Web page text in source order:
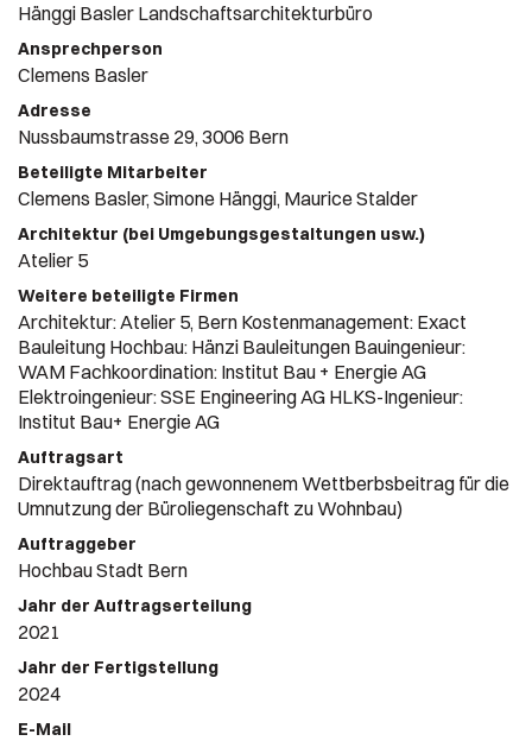
Hänggi Basler Landschaftsarchitekturbüro
Ansprechperson
Clemens Basler
Adresse
Nussbaumstrasse 29, 3006 Bern
Beteiligte Mitarbeiter
Clemens Basler, Simone Hänggi, Maurice Stalder
Architektur (bei Umgebungsgestaltungen usw.)
Atelier 5
Weitere beteiligte Firmen
Architektur: Atelier 5, Bern Kostenmanagement: Exact
Bauleitung Hochbau: Hänzi Bauleitungen Bauingenieur:
WAM Fachkoordination: Institut Bau + Energie AG
Elektroingenieur: SSE Engineering AG HLKS-Ingenieur:
Institut Bau+ Energie AG
Auftragsart
Direktauftrag (nach gewonnenem Wettberbsbeitrag für die
Umnutzung der Büroliegenschaft zu Wohnbau)
Auftraggeber
Hochbau Stadt Bern
Jahr der Auftragserteilung
2021
Jahr der Fertigstellung
2024
E-Mail